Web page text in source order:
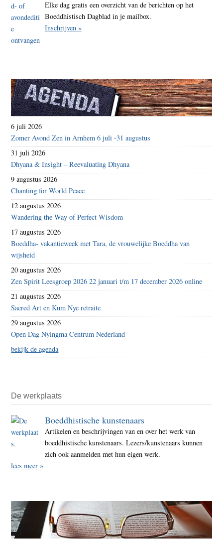
Elke dag gratis een overzicht van de berichten op het
Boeddhistisch Dagblad in je mailbox.
Inschrijven »
6 juli 2026
Zomer Avond Zen in Arnhem 6 juli -31 augustus
31 juli 2026
Dhyana & Insight – Reevaluating Dhyana
9 augustus 2026
Chanting for World Peace
12 augustus 2026
Wandering the Way of Perfect Wisdom
17 augustus 2026
Boeddha- vakantieweek met Tara, de vrouwelijke Boeddha van
wijsheid
20 augustus 2026
Zen Spirit Leesgroep 2026 22 januari t/m 17 december 2026 online
21 augustus 2026
Sacred Art en Kum Nye retraite
29 augustus 2026
Open Dag Nyingma Centrum Nederland
bekijk de agenda
De werkplaats
Boeddhistische kunstenaars
Artikelen en beschrijvingen van en over het werk van
boeddhistische kunstenaars. Lezers/kunstenaars kunnen
zich ook aanmelden met hun eigen werk.
lees meer »